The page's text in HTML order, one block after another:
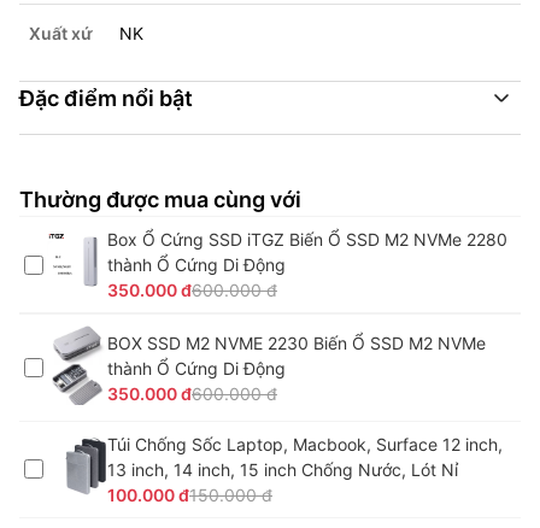
Xuất xứ NK
Đặc điểm nổi bật
Thường được mua cùng với
Box Ổ Cứng SSD iTGZ Biến Ổ SSD M2 NVMe 2280
thành Ổ Cứng Di Động
350.000 đ600.000 đ
BOX SSD M2 NVME 2230 Biến Ổ SSD M2 NVMe
thành Ổ Cứng Di Động
350.000 đ600.000 đ
Túi Chống Sốc Laptop, Macbook, Surface 12 inch,
13 inch, 14 inch, 15 inch Chống Nước, Lót Nỉ
100.000 đ150.000 đ